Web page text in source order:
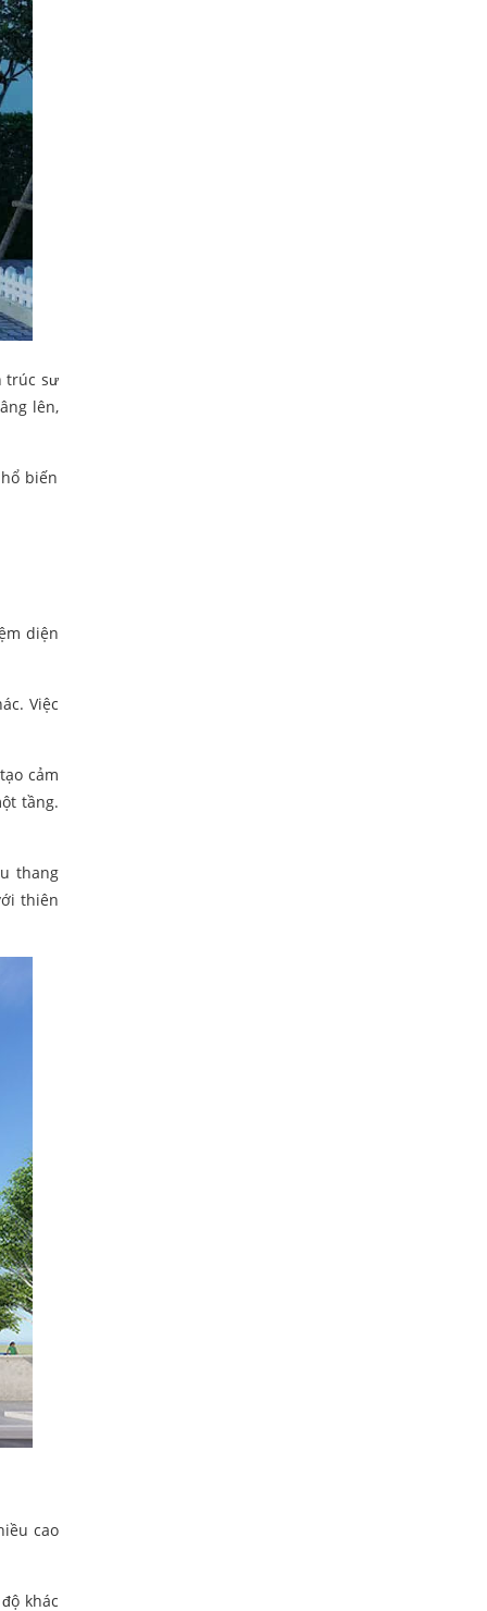
trúc sư
lên,
biến
diện
Việc
cảm
tầng.
thang
thiên
cao
khác